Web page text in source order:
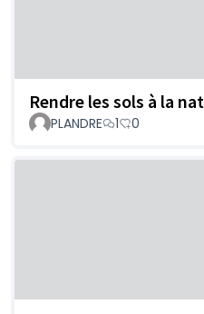
Rendre les sols à la
PLANDRE 1 0